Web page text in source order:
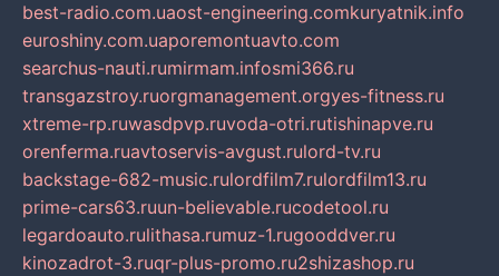
best-radio.com.uaost-engineering.comkuryatnik.info
euroshiny.com.uaporemontuavto.com
searchus-nauti.rumirmam.infosmi366.ru
transgazstroy.ruorgmanagement.orgyes-fitness.ru
xtreme-rp.ruwasdpvp.ruvoda-otri.rutishinapve.ru
orenferma.ruavtoservis-avgust.rulord-tv.ru
backstage-682-music.rulordfilm7.rulordfilm13.ru
prime-cars63.ruun-believable.rucodetool.ru
legardoauto.rulithasa.rumuz-1.rugooddver.ru
kinozadrot-3.ruqr-plus-promo.ru2shizashop.ru